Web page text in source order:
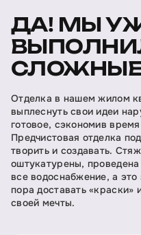
ДА! МЫ
СЛОЖНЫЕ
Отделка в нашем жилом
выплеснуть свои идеи
готовое, сэкономив
Предчистовая отделка
творить и создавать.
оштукатурены,
все водоснабжение, а это
пора доставать «краски»
своей мечты.